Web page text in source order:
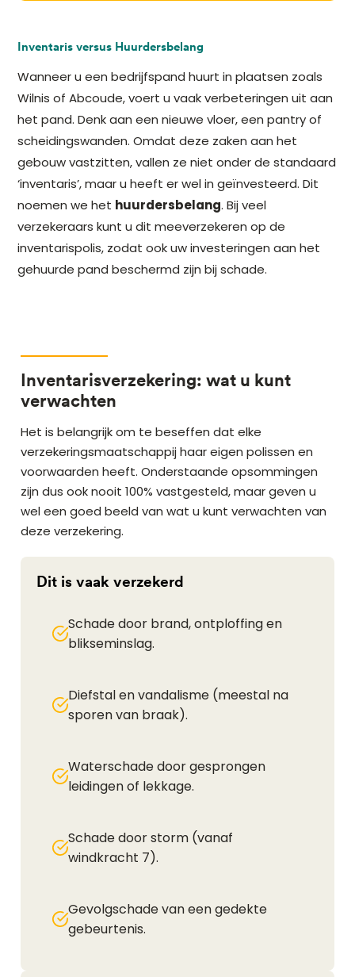
Inventaris versus Huurdersbelang
Wanneer u een bedrijfspand huurt in plaatsen zoals
Wilnis of Abcoude, voert u vaak verbeteringen uit aan
het pand. Denk aan een nieuwe vloer, een pantry of
scheidingswanden. Omdat deze zaken aan het
gebouw vastzitten, vallen ze niet onder de standaard
‘inventaris’, maar u heeft er wel in geïnvesteerd. Dit
noemen we het huurdersbelang. Bij veel
verzekeraars kunt u dit meeverzekeren op de
inventarispolis, zodat ook uw investeringen aan het
gehuurde pand beschermd zijn bij schade.
Inventarisverzekering: wat u kunt
verwachten
Het is belangrijk om te beseffen dat elke
verzekeringsmaatschappij haar eigen polissen en
voorwaarden heeft. Onderstaande opsommingen
zijn dus ook nooit 100% vastgesteld, maar geven u
wel een goed beeld van wat u kunt verwachten van
deze verzekering.
Dit is vaak verzekerd
Schade door brand, ontploffing en
blikseminslag.
Diefstal en vandalisme (meestal na
sporen van braak).
Waterschade door gesprongen
leidingen of lekkage.
Schade door storm (vanaf
windkracht 7).
Gevolgschade van een gedekte
gebeurtenis.